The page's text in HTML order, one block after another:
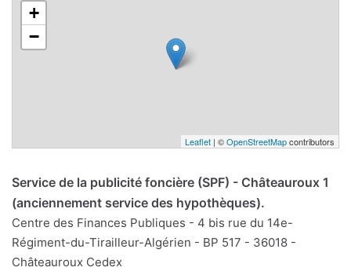
+
−
Leaflet | ©OpenStreetMapcontributors
Service de la publicité foncière (SPF) - Châteauroux 1
(anciennement service des hypothèques).
Centre des Finances Publiques - 4 bis rue du 14e-
Régiment-du-Tirailleur-Algérien - BP 517 - 36018 -
Châteauroux Cedex